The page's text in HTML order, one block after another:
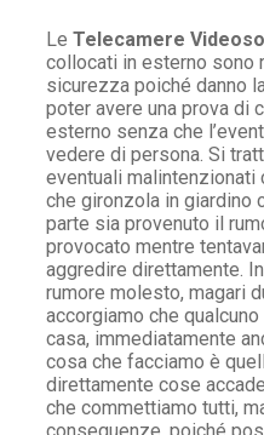
Le Telecamere
collocati in esterno sono
sicurezza poiché danno
poter avere una prova di
esterno senza che
vedere di persona. Si
eventuali malintenzionati
che gironzola in giardino
parte sia provenuto il
provocato mentre
aggredire direttamente.
rumore molesto, magari
accorgiamo che
casa, immediatamente
cosa che facciamo è
direttamente cose
che commettiamo tutti,
conseguenze, poiché